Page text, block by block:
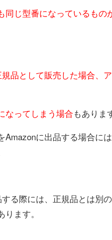
同じ型番になっているも
品として販売した場合、
なってしまう場合もありま
Amazonに出品する場合に
る際には、正規品とは別の
ります。